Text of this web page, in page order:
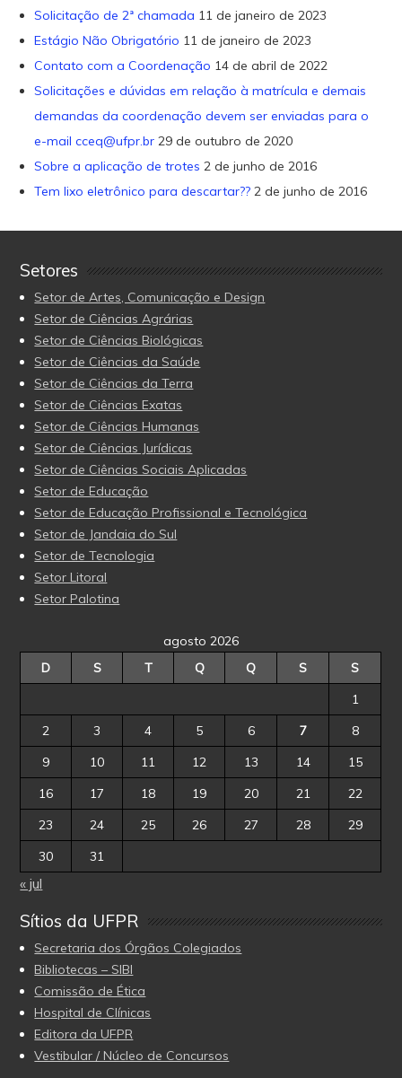
Solicitação de 2ª chamada 11 de janeiro de 2023
Estágio Não Obrigatório 11 de janeiro de 2023
Contato com a Coordenação 14 de abril de 2022
Solicitações e dúvidas em relação à matrícula e demais
demandas da coordenação devem ser enviadas para o
e-mail cceq@ufpr.br 29 de outubro de 2020
Sobre a aplicação de trotes 2 de junho de 2016
Tem lixo eletrônico para descartar?? 2 de junho de 2016
Setores
Setor de Artes, Comunicação e Design
Setor de Ciências Agrárias
Setor de Ciências Biológicas
Setor de Ciências da Saúde
Setor de Ciências da Terra
Setor de Ciências Exatas
Setor de Ciências Humanas
Setor de Ciências Jurídicas
Setor de Ciências Sociais Aplicadas
Setor de Educação
Setor de Educação Profissional e Tecnológica
Setor de Jandaia do Sul
Setor de Tecnologia
Setor Litoral
Setor Palotina
agosto 2026
D
S T Q Q S
S
1
2
3 4 5 6 7
8
9
10 11 12 13 14
15
16
17 18 19 20 21
22
23
24 25 26 27 28
29
30
31
« jul
Sítios da UFPR
Secretaria dos Órgãos Colegiados
Bibliotecas – SIBI
Comissão de Ética
Hospital de Clínicas
Editora da UFPR
Vestibular / Núcleo de Concursos